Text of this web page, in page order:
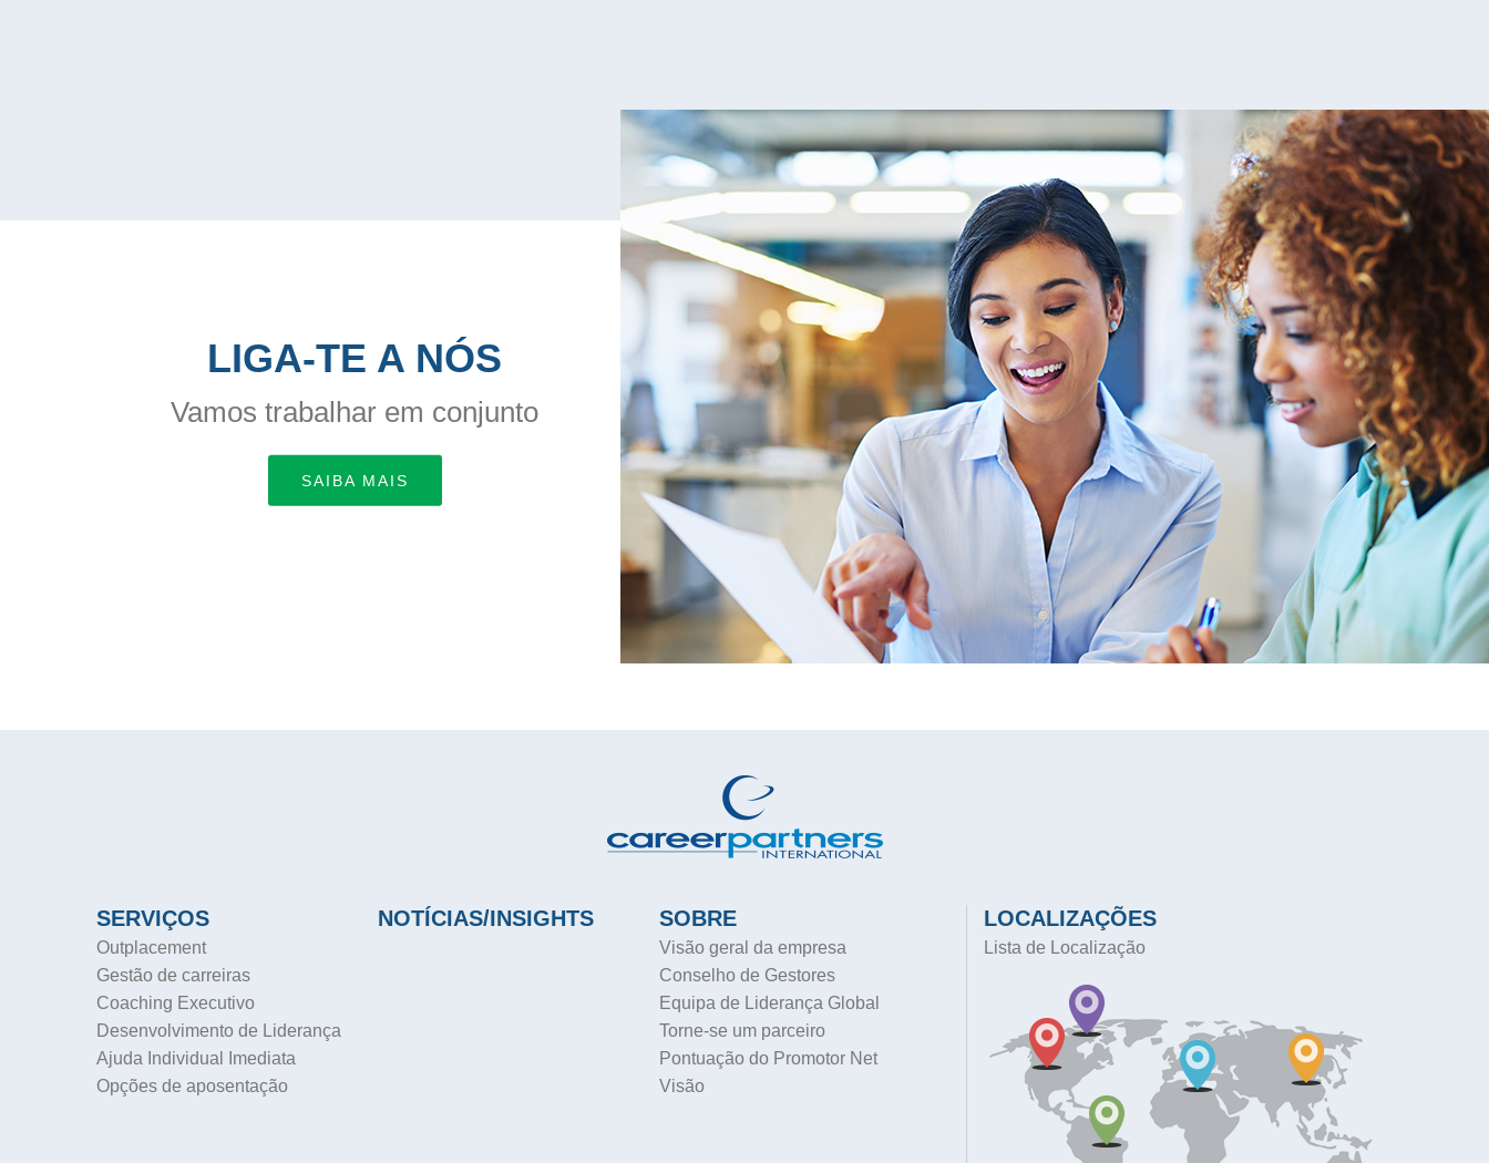
LIGA-TE A NÓS
Vamos trabalhar em conjunto
SAIBA MAIS
SERVIÇOS
Outplacement
Gestão de carreiras
Coaching Executivo
Desenvolvimento de Liderança
Ajuda Individual Imediata
Opções de aposentação
NOTÍCIAS/INSIGHTS SOBRE
Visão geral da empresa
Conselho de Gestores
Equipa de Liderança Global
Torne-se um parceiro
Pontuação do Promotor Net
Visão
LOCALIZAÇÕES
Lista de Localização